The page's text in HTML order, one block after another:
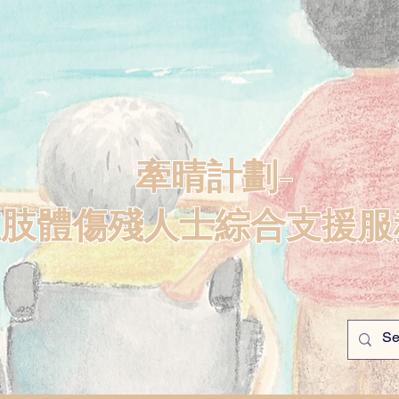
牽晴計劃-
體傷殘人士綜合支援